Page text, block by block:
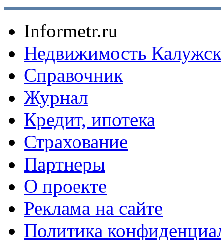
Informetr.ru
Недвижимость
Справочник
Журнал
Кредит, ипотека
Страхование
Партнеры
O проекте
Реклама на сайте
Политика